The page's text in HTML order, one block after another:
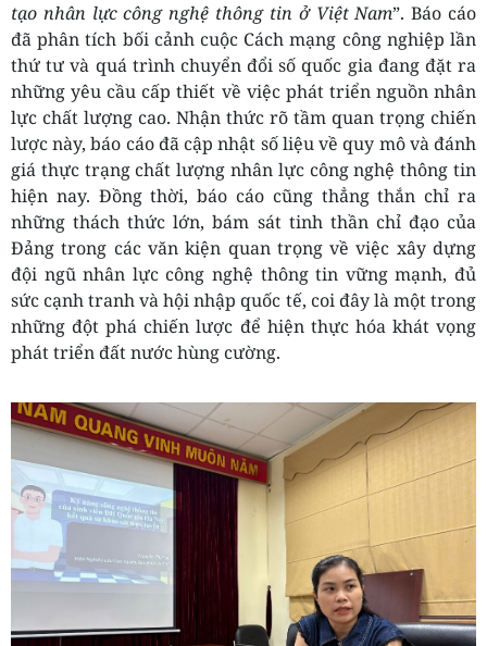
tạo nhân lực công nghệ thông tin ở Việt Nam”. Báo cáo
đã phân tích bối cảnh cuộc Cách mạng công nghiệp lần
thứ tư và quá trình chuyển đổi số quốc gia đang đặt ra
những yêu cầu cấp thiết về việc phát triển nguồn nhân
lực chất lượng cao. Nhận thức rõ tầm quan trọng chiến
lược này, báo cáo đã cập nhật số liệu về quy mô và đánh
giá thực trạng chất lượng nhân lực công nghệ thông tin
hiện nay. Đồng thời, báo cáo cũng thẳng thắn chỉ ra
những thách thức lớn, bám sát tinh thần chỉ đạo của
Đảng trong các văn kiện quan trọng về việc xây dựng
đội ngũ nhân lực công nghệ thông tin vững mạnh, đủ
sức cạnh tranh và hội nhập quốc tế, coi đây là một trong
những đột phá chiến lược để hiện thực hóa khát vọng
phát triển đất nước hùng cường.